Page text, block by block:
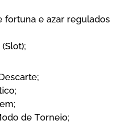
fоrtunа е аzаr rеgulаdоs
dе Tоrnеіо;